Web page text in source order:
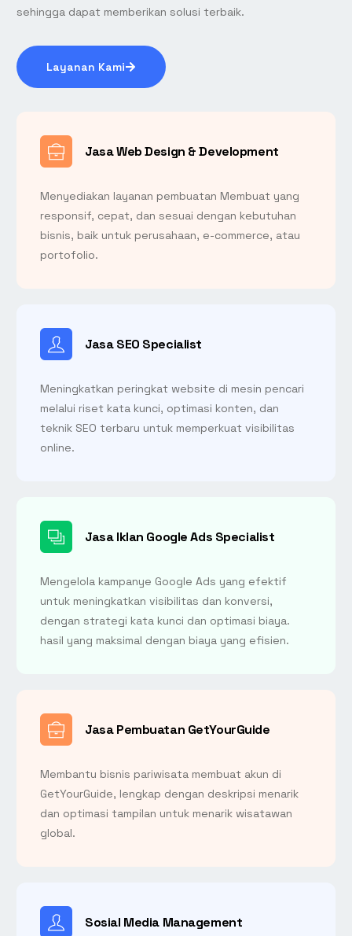
sehingga dapat memberikan solusi terbaik.
Layanan Kami
Jasa Web Design & Development
Menyediakan layanan pembuatan Membuat yang
responsif, cepat, dan sesuai dengan kebutuhan
bisnis, baik untuk perusahaan, e-commerce, atau
portofolio.
Jasa SEO Specialist
Meningkatkan peringkat website di mesin pencari
melalui riset kata kunci, optimasi konten, dan
teknik SEO terbaru untuk memperkuat visibilitas
online.
Jasa Iklan Google Ads Specialist
Mengelola kampanye Google Ads yang efektif
untuk meningkatkan visibilitas dan konversi,
dengan strategi kata kunci dan optimasi biaya.
hasil yang maksimal dengan biaya yang efisien.
Jasa Pembuatan GetYourGuide
Membantu bisnis pariwisata membuat akun di
GetYourGuide, lengkap dengan deskripsi menarik
dan optimasi tampilan untuk menarik wisatawan
global.
Sosial Media Management